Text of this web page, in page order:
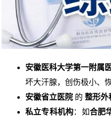
安徽医科大学第一附属
坏大汗腺，创伤极小、
安徽省立医院 的 整形外
私立专科机构：如合肥